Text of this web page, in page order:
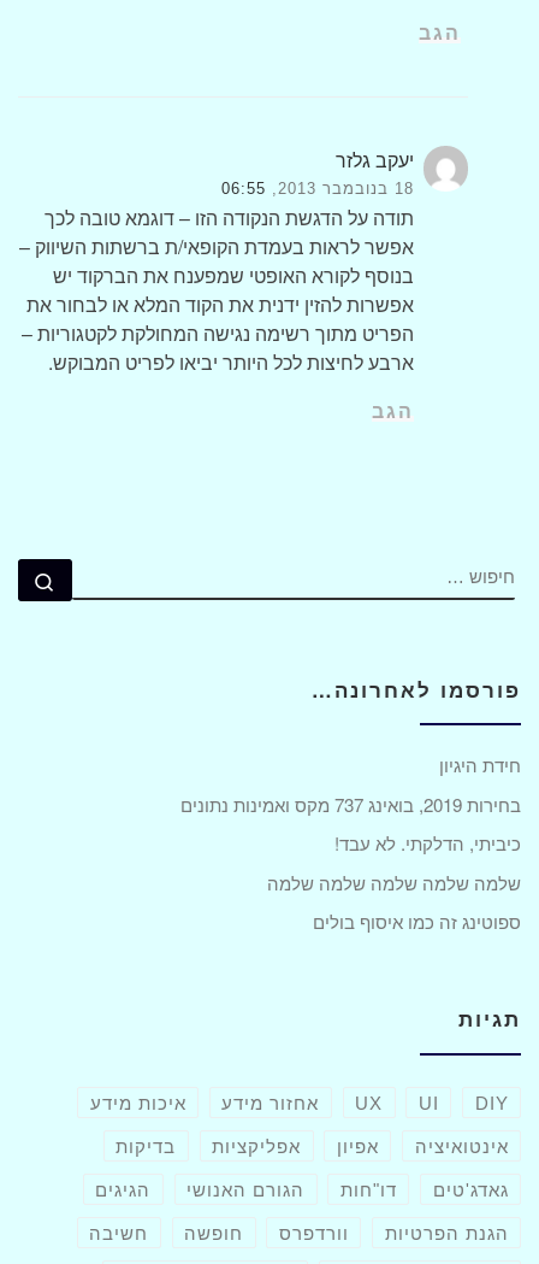
הגב
יעקב גלזר
18 בנובמבר 2013, 06:55
תודה על הדגשת הנקודה הזו – דוגמא טובה לכך
אפשר לראות בעמדת הקופאי/ת ברשתות השיווק –
בנוסף לקורא האופטי שמפענח את הברקוד יש
אפשרות להזין ידנית את הקוד המלא או לבחור את
הפריט מתוך רשימה נגישה המחולקת לקטגוריות –
ארבע לחיצות לכל היותר יביאו לפריט המבוקש.
הגב
חיפוש
פורסמו לאחרונה…
חידת היגיון
בחירות 2019, בואינג 737 מקס ואמינות נתונים
כיביתי, הדלקתי. לא עבד!
שלמה שלמה שלמה שלמה שלמה
ספוטינג זה כמו איסוף בולים
תגיות
DIY
UI
UX אחזור מידע איכות מידע
אינטואיציה אפיון אפליקציות בדיקות
גאדג'טים דו"חות הגורם האנושי הגיגים
הגנת הפרטיות וורדפרס חופשה חשיבה